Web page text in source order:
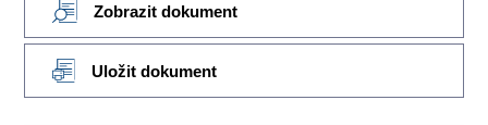
Zobrazit dokument
Uložit dokument